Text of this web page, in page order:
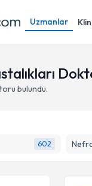
Uzmanlar
bulundu.
602